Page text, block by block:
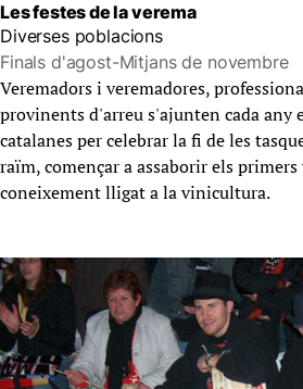
Les festes de la verema
Diverses poblacions
Finals d'agost-Mitjans de novembre
Veremadors i veremadores,
provinents d'arreu s'ajunten cada any
catalanes per celebrar la fi de les
raïm, començar a assaborir els
coneixement lligat a la vinicultura.